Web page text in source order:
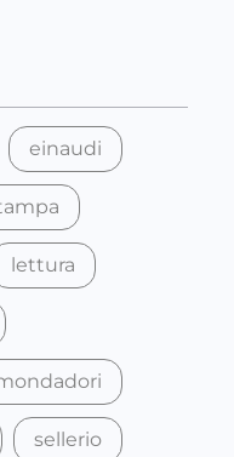
einaudi
lettura
sellerio